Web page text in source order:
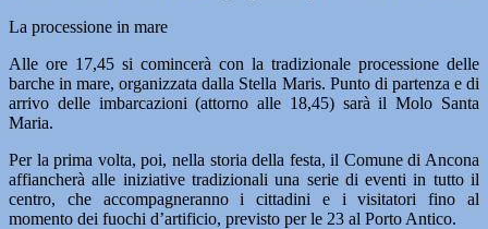
La processione in mare
Alle ore 17,45 si comincerà con la tradizionale processione delle
barche in mare, organizzata dalla Stella Maris. Punto di partenza e di
arrivo delle imbarcazioni (attorno alle 18,45) sarà il Molo Santa
Maria.
Per la prima volta, poi, nella storia della festa, il Comune di Ancona
affiancherà alle iniziative tradizionali una serie di eventi in tutto il
centro, che accompagneranno i cittadini e i visitatori fino al
momento dei fuochi d’artificio, previsto per le 23 al Porto Antico.